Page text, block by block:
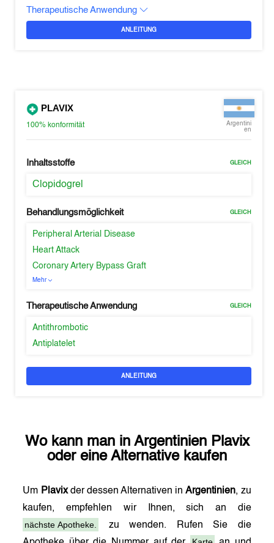
Therapeutische Anwendung
ANLEITUNG
PLAVIX
100% konformität
Argentini
en
Inhaltsstoffe GLEICH
Clopidogrel
Behandlungsmöglichkeit GLEICH
Peripheral Arterial Disease
Heart Attack
Coronary Artery Bypass Graft
Mehr
Therapeutische Anwendung GLEICH
Antithrombotic
Antiplatelet
ANLEITUNG
Wo kann man in Argentinien Plavix
oder eine Alternative kaufen
Um Plavixder dessen Alternativen inArgentinien, zu
kaufen, empfehlen wir Ihnen, sich an die
nächste Apotheke.
zu wenden. Rufen Sie die